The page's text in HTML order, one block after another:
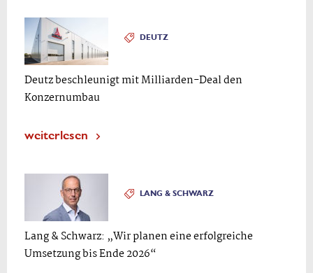
DEUTZ
Deutz beschleunigt mit Milliarden-Deal den
Konzernumbau
weiterlesen
LANG & SCHWARZ
Lang & Schwarz: „Wir planen eine erfolgreiche
Umsetzung bis Ende 2026“